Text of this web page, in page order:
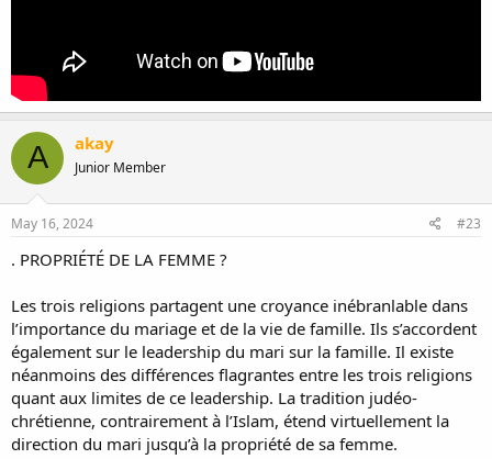
A akay
Junior Member
May 16, 2024 #23
. PROPRIÉTÉ DE LA FEMME ?
Les trois religions partagent une croyance inébranlable dans
l’importance du mariage et de la vie de famille. Ils s’accordent
également sur le leadership du mari sur la famille. Il existe
néanmoins des différences flagrantes entre les trois religions
quant aux limites de ce leadership. La tradition judéo-
chrétienne, contrairement à l’Islam, étend virtuellement la
direction du mari jusqu’à la propriété de sa femme.